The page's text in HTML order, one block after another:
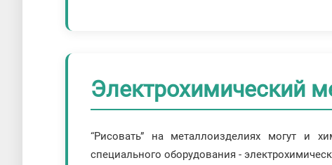
Электрохимический
“Рисовать” на металлоизделиях могут и
специального оборудования -